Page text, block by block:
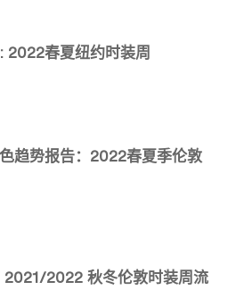
2022春夏纽约时装周
趋势报告：2022春夏季伦敦
2021/2022 秋冬伦敦时装周流